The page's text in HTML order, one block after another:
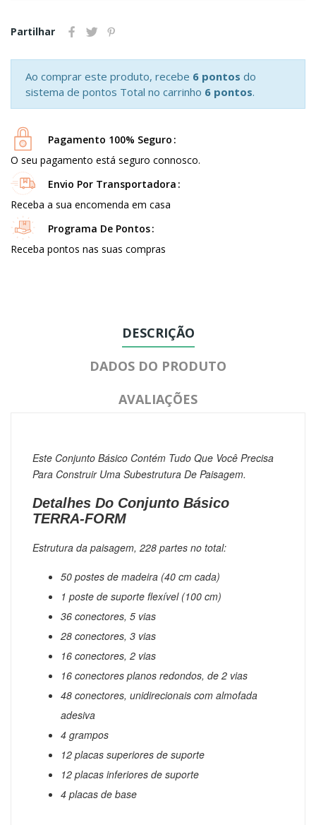
Partilhar
Ao comprar este produto, recebe 6 pontos do
sistema de pontos Total no carrinho 6 pontos.
Pagamento 100% Seguro
O seu pagamento está seguro connosco.
Envio Por Transportadora
Receba a sua encomenda em casa
Programa De Pontos
Receba pontos nas suas compras
DESCRIÇÃO
DADOS DO PRODUTO
AVALIAÇÕES
Este Conjunto Básico Contém Tudo Que Você Precisa
Para Construir Uma Subestrutura De Paisagem.
Detalhes Do Conjunto Básico
TERRA-FORM
Estrutura da paisagem, 228 partes no total:
50 postes de madeira (40 cm cada)
1 poste de suporte flexível (100 cm)
36 conectores, 5 vias
28 conectores, 3 vias
16 conectores, 2 vias
16 conectores planos redondos, de 2 vias
48 conectores, unidirecionais com almofada
adesiva
4 grampos
12 placas superiores de suporte
12 placas inferiores de suporte
4 placas de base